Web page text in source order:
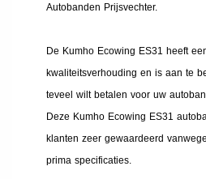
Autobanden Prijsvechter.
De Kumho Ecowing ES31 heeft
kwaliteitsverhouding en is aan te
teveel wilt betalen voor uw
Deze Kumho Ecowing ES31
klanten zeer gewaardeerd
prima specificaties.